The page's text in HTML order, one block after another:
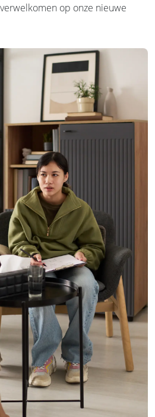
op onze nieuwe